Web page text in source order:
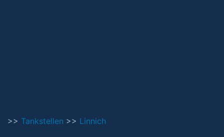
>> Tankstellen >> Linnich